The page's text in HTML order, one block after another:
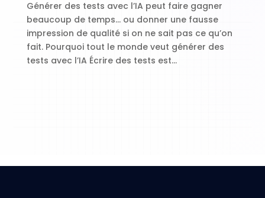
Générer des tests avec l’IA peut faire gagner
beaucoup de temps… ou donner une fausse
impression de qualité si on ne sait pas ce qu’on
fait. Pourquoi tout le monde veut générer des
tests avec l’IA Écrire des tests est...